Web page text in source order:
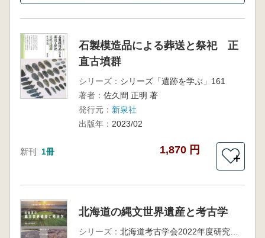
石製模造品による葬送と祭祀 正
直古墳群
シリーズ： シリーズ「遺跡を学ぶ」161
著者： 佐久間 正明 著
発行元： 新泉社
出版年： 2023/02
新刊 1冊 1,870 円
＋
北海道の縄文世界遺産と考古学
シリーズ：
北海道考古学会2022年度研究大会